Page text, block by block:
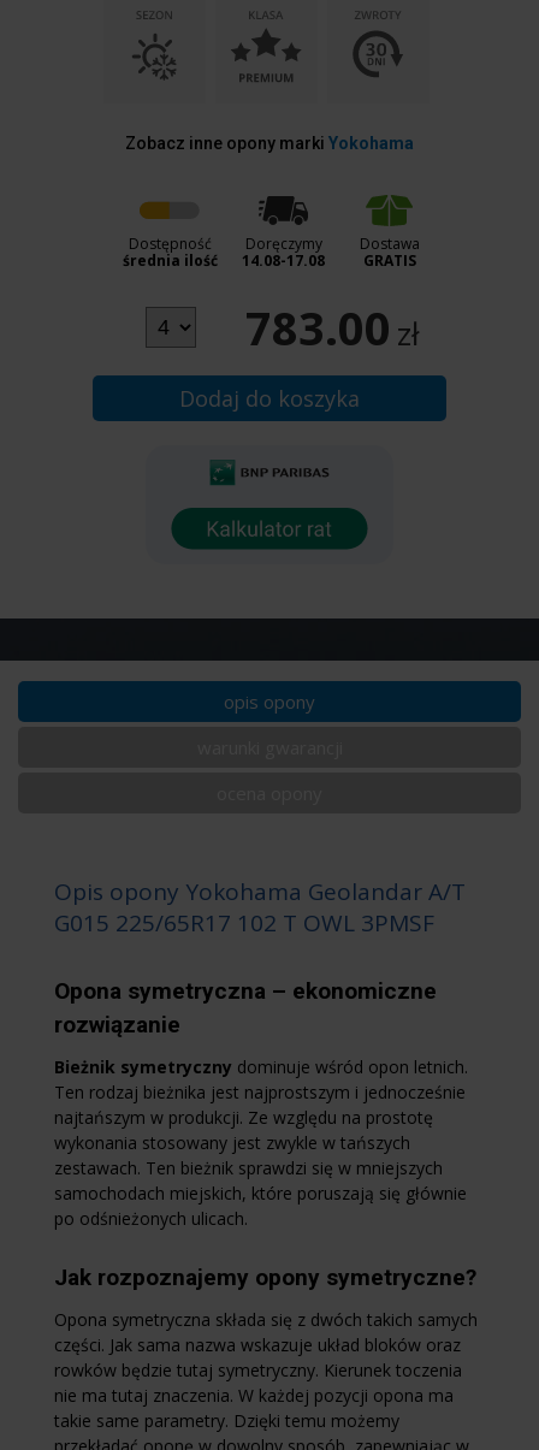
Zobacz inne opony marki Yokohama
Dostępność
średnia ilość
Doręczymy
14.08-17.08
Dostawa
GRATIS
783.00 zł
Dodaj do koszyka
opis opony
Opis opony Yokohama Geolandar A/T
G015 225/65R17 102 T OWL 3PMSF
Opona symetryczna – ekonomiczne
rozwiązanie
Bieżnik symetryczny dominuje wśród opon letnich.
Ten rodzaj bieżnika jest najprostszym i jednocześnie
najtańszym w produkcji. Ze względu na prostotę
wykonania stosowany jest zwykle w tańszych
zestawach. Ten bieżnik sprawdzi się w mniejszych
samochodach miejskich, które poruszają się głównie
po odśnieżonych ulicach.
Jak rozpoznajemy opony symetryczne?
Opona symetryczna składa się z dwóch takich samych
części. Jak sama nazwa wskazuje układ bloków oraz
rowków będzie tutaj symetryczny. Kierunek toczenia
nie ma tutaj znaczenia. W każdej pozycji opona ma
takie same parametry. Dzięki temu możemy